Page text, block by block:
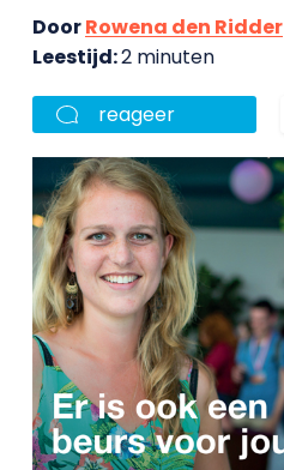
DoorRowena den Ridder
Leestijd:2 minuten
reageer